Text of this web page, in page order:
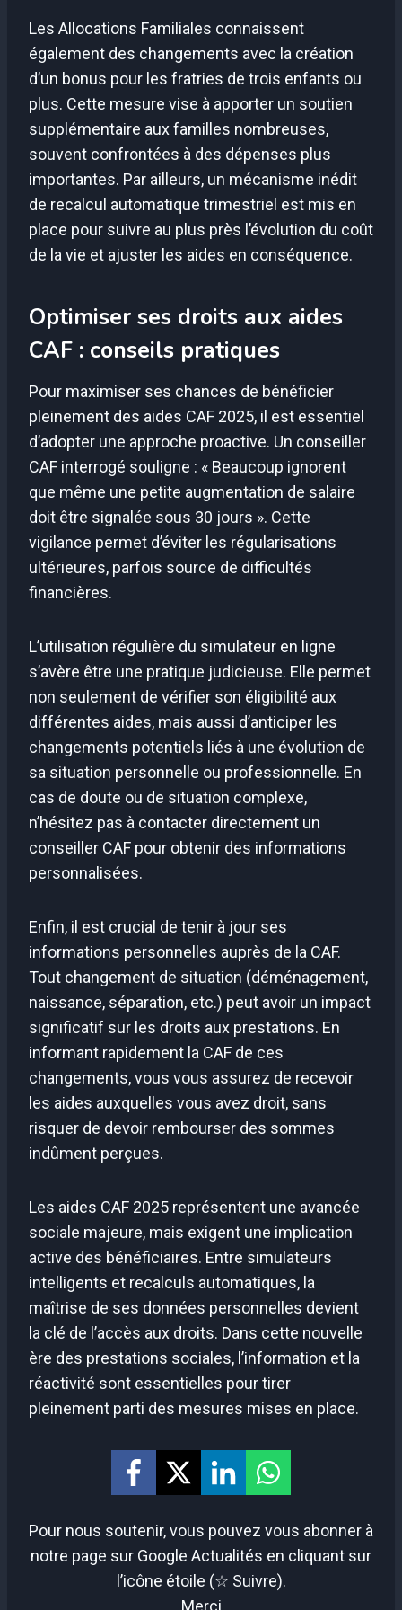
Les Allocations Familiales connaissent
également des changements avec la création
d’un bonus pour les fratries de trois enfants ou
plus. Cette mesure vise à apporter un soutien
supplémentaire aux familles nombreuses,
souvent confrontées à des dépenses plus
importantes. Par ailleurs, un mécanisme inédit
de recalcul automatique trimestriel est mis en
place pour suivre au plus près l’évolution du coût
de la vie et ajuster les aides en conséquence.
Optimiser ses droits aux aides
CAF : conseils pratiques
Pour maximiser ses chances de bénéficier
pleinement des aides CAF 2025, il est essentiel
d’adopter une approche proactive. Un conseiller
CAF interrogé souligne : « Beaucoup ignorent
que même une petite augmentation de salaire
doit être signalée sous 30 jours ». Cette
vigilance permet d’éviter les régularisations
ultérieures, parfois source de difficultés
financières.
L’utilisation régulière du simulateur en ligne
s’avère être une pratique judicieuse. Elle permet
non seulement de vérifier son éligibilité aux
différentes aides, mais aussi d’anticiper les
changements potentiels liés à une évolution de
sa situation personnelle ou professionnelle. En
cas de doute ou de situation complexe,
n’hésitez pas à contacter directement un
conseiller CAF pour obtenir des informations
personnalisées.
Enfin, il est crucial de tenir à jour ses
informations personnelles auprès de la CAF.
Tout changement de situation (déménagement,
naissance, séparation, etc.) peut avoir un impact
significatif sur les droits aux prestations. En
informant rapidement la CAF de ces
changements, vous vous assurez de recevoir
les aides auxquelles vous avez droit, sans
risquer de devoir rembourser des sommes
indûment perçues.
Les aides CAF 2025 représentent une avancée
sociale majeure, mais exigent une implication
active des bénéficiaires. Entre simulateurs
intelligents et recalculs automatiques, la
maîtrise de ses données personnelles devient
la clé de l’accès aux droits. Dans cette nouvelle
ère des prestations sociales, l’information et la
réactivité sont essentielles pour tirer
pleinement parti des mesures mises en place.
Pour nous soutenir, vous pouvez vous abonner à
notre page sur Google Actualités en cliquant sur
l’icône étoile (☆ Suivre).
Merci